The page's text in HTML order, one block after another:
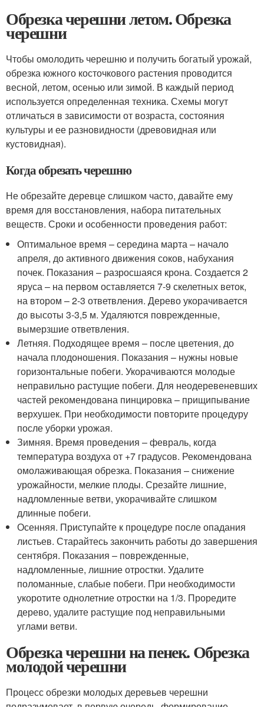
Обрезка черешни летом. Обрезка
черешни
Чтобы омолодить черешню и получить богатый урожай,
обрезка южного косточкового растения проводится
весной, летом, осенью или зимой. В каждый период
используется определенная техника. Схемы могут
отличаться в зависимости от возраста, состояния
культуры и ее разновидности (древовидная или
кустовидная).
Когда обрезать черешню
Не обрезайте деревце слишком часто, давайте ему
время для восстановления, набора питательных
веществ. Сроки и особенности проведения работ:
Оптимальное время – середина марта – начало
апреля, до активного движения соков, набухания
почек. Показания – разросшаяся крона. Создается 2
яруса – на первом оставляется 7-9 скелетных веток,
на втором – 2-3 ответвления. Дерево укорачивается
до высоты 3-3,5 м. Удаляются поврежденные,
вымерзшие ответвления.
Летняя. Подходящее время – после цветения, до
начала плодоношения. Показания – нужны новые
горизонтальные побеги. Укорачиваются молодые
неправильно растущие побеги. Для неодеревеневших
частей рекомендована пинцировка – прищипывание
верхушек. При необходимости повторите процедуру
после уборки урожая.
Зимняя. Время проведения – февраль, когда
температура воздуха от +7 градусов. Рекомендована
омолаживающая обрезка. Показания – снижение
урожайности, мелкие плоды. Срезайте лишние,
надломленные ветви, укорачивайте слишком
длинные побеги.
Осенняя. Приступайте к процедуре после опадания
листьев. Старайтесь закончить работы до завершения
сентября. Показания – поврежденные,
надломленные, лишние отростки. Удалите
поломанные, слабые побеги. При необходимости
укоротите однолетние отростки на 1/3. Проредите
дерево, удалите растущие под неправильными
углами ветви.
Обрезка черешни на пенек. Обрезка
молодой черешни
Процесс обрезки молодых деревьев черешни